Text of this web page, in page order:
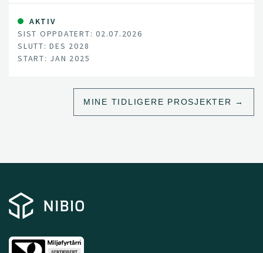
AKTIV
SIST OPPDATERT: 02.07.2026
SLUTT: DES 2028
START: JAN 2025
MINE TIDLIGERE PROSJEKTER